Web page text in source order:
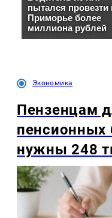
Экономика
Пензенцам
пенсионных
нужны 248